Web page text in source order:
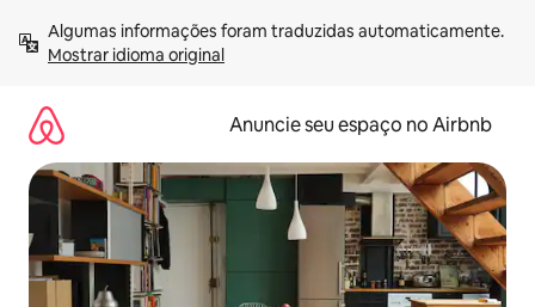
para
Mostrar idioma original
Anuncie seu espaço no Airbnb